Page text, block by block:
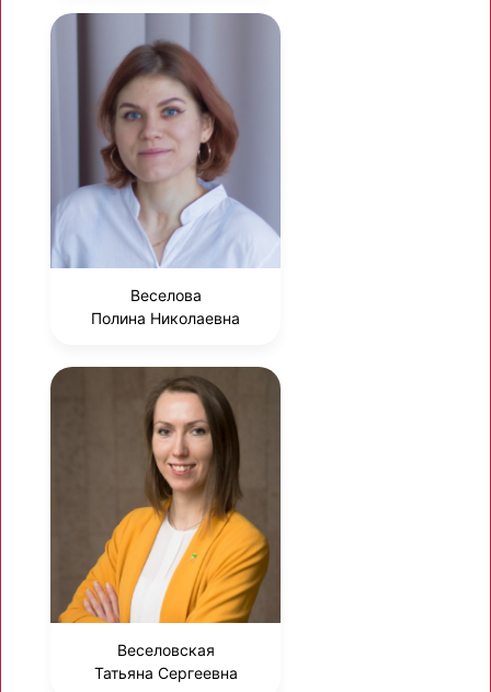
Веселова
Полина Николаевна
Веселовская
Татьяна Сергеевна